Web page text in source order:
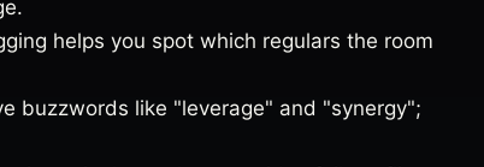
helps you spot which regulars the room
buzzwords like "leverage" and "synergy";